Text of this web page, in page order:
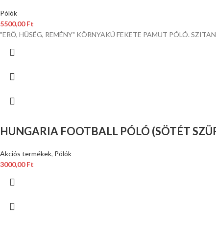
Pólók
5500,00Ft
"ERŐ, HŰSÉG, REMÉNY" KÖRNYAKÚ FEKETE PAMUT PÓLÓ.
HUNGARIA FOOTBALL PÓLÓ (SÖTÉT
Akciós termékek, Pólók
3000,00Ft